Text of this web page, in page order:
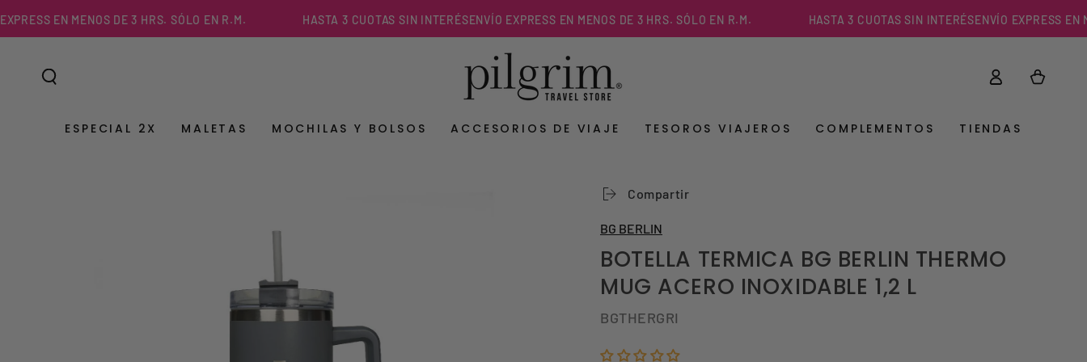
CONTENIDO
EN MENOS DE 3 HRS. SÓLO EN R.M. HASTA 3 CUOTAS SIN INTERÉSENVÍO EXPRESS EN MENOS DE 3 HRS. SÓLO EN R.M. HASTA 3 CUOTAS SIN INTERÉSENVÍO EXPRESS EN
ESPECIAL 2X MALETAS MOCHILAS Y BOLSOS ACCESORIOS DE VIAJE TESOROS VIAJEROS COMPLEMENTOS TIENDAS
Iniciar
sesión
Carrito
Compartir
BG BERLIN
BOTELLA TERMICA BG BERLIN THERMO
MUG ACERO INOXIDABLE 1,2 L
BGTHERGRI